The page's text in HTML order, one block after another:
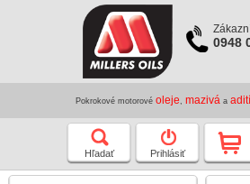
0948
Pokrokové motorové oleje mazivá a
Hľadať Prihlásiť